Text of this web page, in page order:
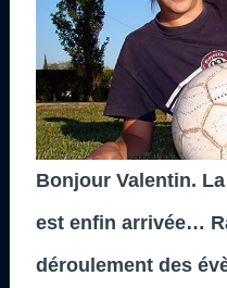
Bonjour Valentin.
est enfin arrivée…
déroulement des